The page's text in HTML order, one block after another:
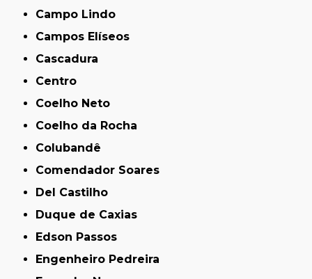
Campo Lindo
Campos Elíseos
Cascadura
Centro
Coelho Neto
Coelho da Rocha
Colubandê
Comendador Soares
Del Castilho
Duque de Caxias
Edson Passos
Engenheiro Pedreira